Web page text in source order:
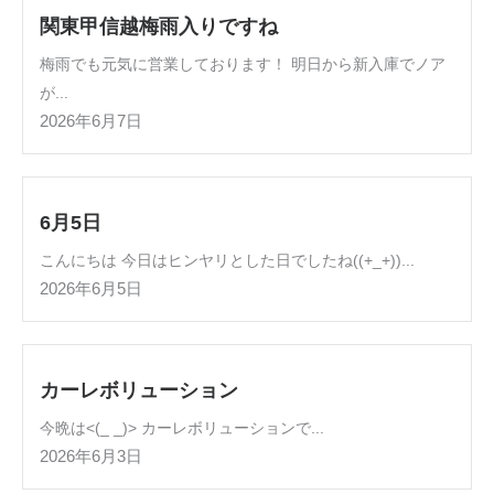
関東甲信越梅雨入りですね
梅雨でも元気に営業しております！ 明日から新入庫でノア
が...
2026年6月7日
6月5日
こんにちは 今日はヒンヤリとした日でしたね((+_+))...
2026年6月5日
カーレボリューション
今晩は<(_ _)> カーレボリューションで...
2026年6月3日